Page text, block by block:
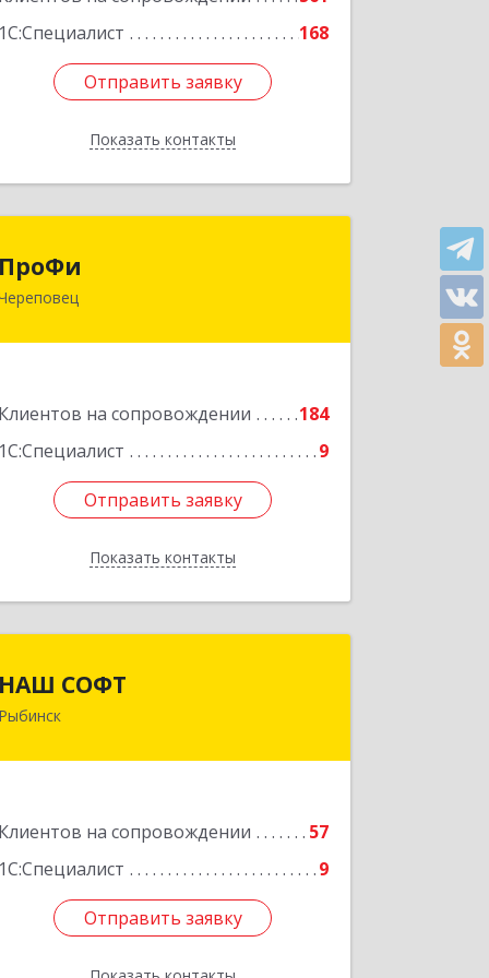
1С:Специалист
168
Отправить заявку
Показать контакты
Отправить заявку
Назад
ПроФи
Клиентов на сопровождении
184
1С:Специалист
9
Отправить заявку
Показать контакты
162602, Вологодская обл, Череповец
Подробнее
Отправить заявку
Назад
НАШ СОФТ
Рыбинск
Клиентов на сопровождении
57
1С:Специалист
9
Отправить заявку
152903, Ярославская обл, Рыбинский
Отправить заявку